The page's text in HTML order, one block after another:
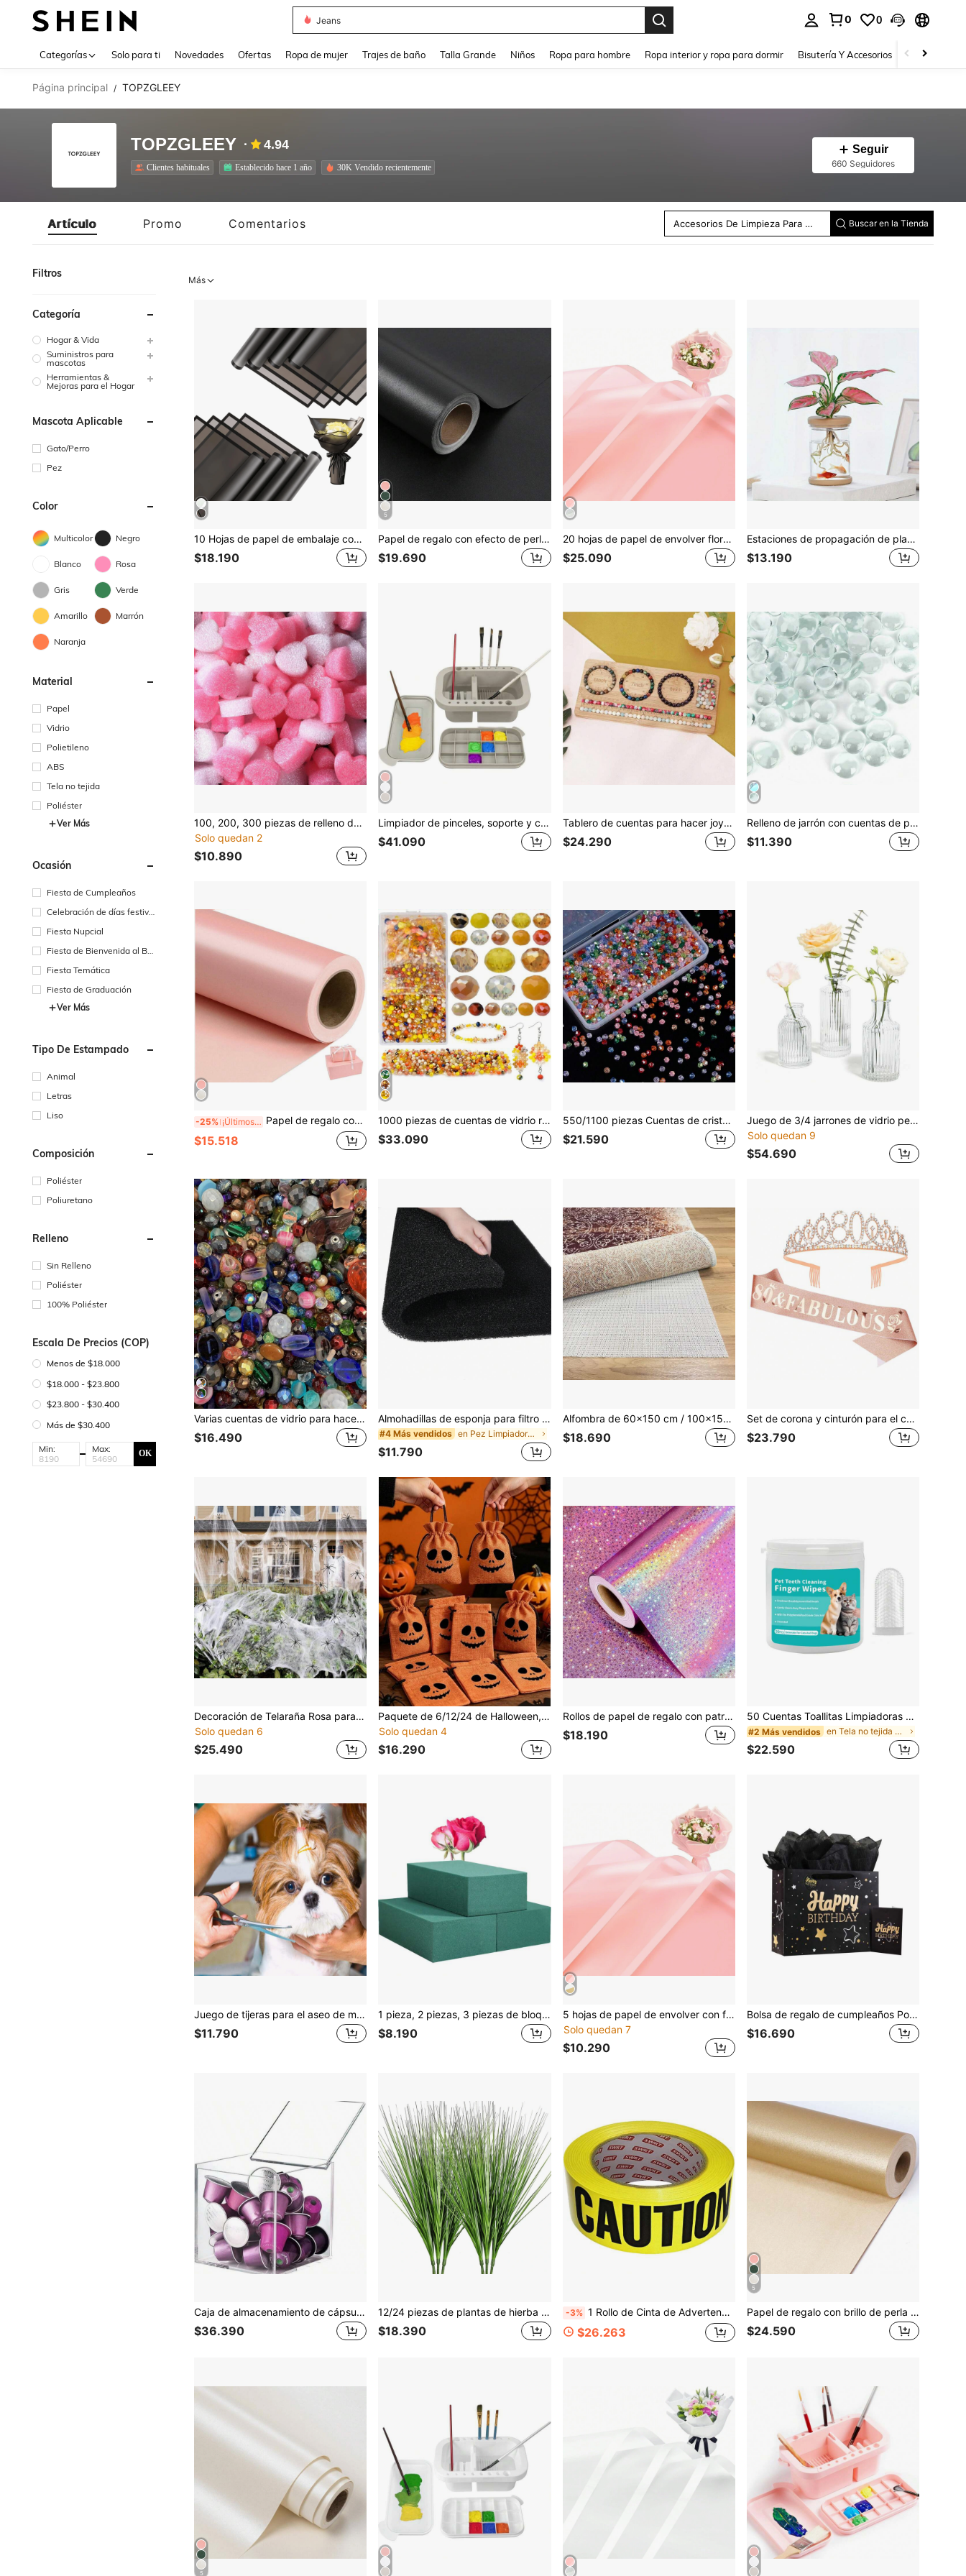
Jeans
0 0
Categorías Solo para ti Novedades Ofertas Ropa de mujer Trajes de baño Talla Grande Niños Ropa para hombre Ropa interior y ropa para dormir Bisutería Y Accesorios Zapatos
Página principal / TOPZGLEEY
TOPZGLEEY 4.94
Clientes habituales Establecido hace 1 año 30K Vendido recientemente
Seguir
660 Seguidores
Artículo Promo Comentarios
Tijeras Para Mascotas
Limpiadores Para Acuarios
Accesorios De Limpieza Para Mascotas
Buscar en la Tienda
Filtros
Categoría
Hogar & Vida
Suministros para
mascotas
Herramientas &
Mejoras para el Hogar
Mascota Aplicable
Gato/Perro
Pez
Color
Multicolor Negro
Blanco Rosa
Gris Verde
Amarillo Marrón
Naranja
Material
Papel
Vidrio
Polietileno
ABS
Tela no tejida
Poliéster
Ver Más
Ocasión
Fiesta de Cumpleaños
Celebración de días festivo
Fiesta Nupcial
Fiesta de Bienvenida al Be
Fiesta Temática
Fiesta de Graduación
Ver Más
Tipo De Estampado
Animal
Letras
Liso
Composición
Poliéster
Poliuretano
Relleno
Sin Relleno
Poliéster
100% Poliéster
Escala De Precios (COP)
Menos de $18.000
$18.000 - $23.800
$23.800 - $30.400
Más de $30.400
Min: Max: OK
Más
10 Hojas de papel de embalaje con diseño floral - Papel de regalo con estampado floral impermeable para manualidades DIY, suministros para floristerías, embalaje para regalos de boda y cumpleaños
$18.190
5
Papel de regalo con efecto de perla falsa color crema, papel de regalo de unicolor - Adecuado para Navidad, cumpleaños, baby showers, bodas, Día de San Valentín - Rollo de 17 pulgadas x 16.4 pies y rollo de 17 pulgadas x 32.8 pies, 46 pies cuadrados.
$19.690
20 hojas de papel de envolver flores frescas con borde dorado, DIY artesanía, embalaje de regalo o caja de regalo, papel de envolver flores impermeable de 22.8X22.8 pulgadas, suministros de ramos de florista, borde dorado, vuelta al colegio, Día de San Valentín
$25.090
Estaciones de propagación de plantas, jarrones de escritorio separados para sala de estar y dormitorio, jarrones decorativos para bodas, Día de San Valentín, Día de la Madre...
$13.190
100, 200, 300 piezas de relleno de caja de regalo del Día de San Valentín, virutas de papel, mini perlas de espuma con forma de corazón, relleno de cesta de regalo, material de algodón perlado, para manualidades DIY, decoración, suministros para fiestas y bodas, decoración de envoltura de regalo de cumpleaños, rosa y blanco
Solo quedan 2
$10.890
Limpiador de pinceles, soporte y caja de almacenamiento con paleta, adecuado para pinturas acrílicas, acuarelas y a base de agua
$41.090
Tablero de cuentas para hacer joyas, tablero de cuentas de bambú para hacer pulseras de joyas, tablero de cuentas DIY para pulseras
$24.290
Relleno de jarrón con cuentas de piedras preciosas de vidrio (100g, 200g, 400g) Cuentas de mármol planas de múltiples colores para decoración de acuarios, piedras florales, gemas decorativas para mosaicos, guijarros para decoración del hogar y de la habitación, decoración de jarrones y floreros de vidrio
$11.390
-25% ¡Últimos 3 días Papel de regalo con brillo de perla crema, envoltura de unicolor - Adecuado para Navidad, cumpleaños, baby shower, boda, Día de San Valentín - Rollo de 17 pulgadas x 9.84 pies, rollo de 17 pulgadas x 16.4 pies y rollo de 17 pulgadas x 32.8 pies, total 46 pies cuadrados.
$15.518
1000 piezas de cuentas de vidrio redondas multifacéticas color AB, cuentas espaciadoras de cristal para accesorios de joyería DIY, cuentas de colores mixtos para hacer pulseras, collares y adornos
$33.090
550/1100 piezas Cuentas de cristal bicono de 4 mm, adecuadas para la fabricación de joyas, decoraciones pequeñas luminosas, pulseras DIY y manualidades (multicolor)
$21.590
Juego de 3/4 jarrones de vidrio pequeños, jarrones pequeños a granel, jarrones rayados mini para arreglos florales de mesa, jarrones transparentes vintage para decoración de mesa, bodas, fiestas, recepciones, decoración del hogar (varios tamaños)
Solo quedan 9
$54.690
Varias cuentas de vidrio para hacer joyas, iluminación DIY, manualidades artísticas y pasatiempos decorativos, paquete grande de cristal de colores mezclados, tamaño 4-18mm, peso 50g/100g/250g.
$16.490
Almohadillas de esponja para filtro de acuario, esponjas de medio filtrante biológico, espuma cortada a medida para pecera
#4 Más vendidos en Pez Limpiadores de acuarios
$11.790
Alfombra de 60x150 cm / 100x150 cm / 120x180 cm, Almohadilla antideslizante, Revestimiento de alfombra antideslizante, Alfombra fijadora antideslizante, Adecuada para pisos duros, Almohadilla fijadora de alfombra para piso de madera
$18.690
Set de corona y cinturón para el cumpleaños de mujeres de 30/40/50/60/70/80 años, decoraciones de cumpleaños de 50/60/70/80 años, corona y cinturón "50/60/70/80 años y hermosa" en color oro rosa para mujeres de 30/40/50/60/70/80 años, decoraciones de cumpleaños para mujeres de 30/40/50/60/70/80 años, regalo de cumpleaños para mujeres de 60 años
$23.790
Decoración de Telaraña Rosa para Cumpleaños de 300/800/1400 Pies Cuadrados, Viene con 40/60/100 Arañas Falsas Extra, Telaraña Super Elástica, Perfecta para Fiestas Temáticas de Halloween en Interiores y Exteriores
Solo quedan 6
$25.490
Paquete de 6/12/24 de Halloween, 6 estilos de bolsas de lino para dulces con calabaza y cordones, tamaño 4 x 5.53 pulgadas, perfecto para fiestas de Halloween (Naranja)
Solo quedan 4
$16.290
Rollos de papel de regalo con patrón de estrellas holográficas metálicas rosas, adecuados para cumpleaños, Día de San Valentín, Día de la Madre, graduaciones, bodas, Día del Padre, fiestas de bebés y Navidad (17 pulgadas X 9.84/16.4/32.8 pies).
$18.190
50 Cuentas Toallitas Limpiadoras Dentales Para Mascotas Perros Y Gatos, Toallitas Dentales Para Perros Para Reducir La Placa Y El Sarro, Toallitas Dentales Y Para El Cuidado De Las Encías Y El Aliento Fresco Para Mascotas, Sin Cepillo De Dientes Duro
#2 Más vendidos en Tela no tejida Accesorios de limpieza para masc
$22.590
Juego de tijeras para el aseo de mascotas para perros y gatos con puntas redondas, tijeras de acero inoxidable para cortar el pelo alrededor de los ojos de los perros, kit de herramientas profesionales para el aseo de mascotas en el hogar - para animales grandes y pequeños
$11.790
1 pieza, 2 piezas, 3 piezas de bloques de espuma floral rectangular, cada bloque (5,5 pulgadas de largo x 3,1 pulgadas de ancho x 1,7 pulgadas de alto), bloques de espuma floral redondos de 3,15 pulgadas, 6,5 pulgadas, utilizados para arreglos florales frescos y artificiales, espuma vegetal, suministros de florería, decoración floral de pasillo de boda, bloques de espuma floral verde aptos para uso húmedo y seco, adecuados para manualidades, arte, artesanía y bodas
$8.190
5 hojas de papel de envolver con flores - Papel de embalaje para regalos con flores impermeables para manualidades DIY, suministros para floristerías, embalaje de regalos para bodas, cumpleaños, Navidad y Día de San Valentín
Solo quedan 7
$10.290
Bolsa de regalo de cumpleaños Powbrace negra, incluye papel de seda y tarjeta, 13"X10.2"X4.9", mediana (set individual, patrón de estrellas negras, unisex, incluye tarjeta, cinta y papel arrugado), adecuada para Navidad/Día de San Valentín
$16.690
Caja de almacenamiento de cápsulas de café con tapa, caja de almacenamiento de acrílico de 5 pulgadas X 5 pulgadas, adecuada para cápsulas VertuoLine, almacenamiento, cápsulas de café, bolsas de té, almacenamiento de caramelos y contenedor de organización, caja transparente para el hogar y la oficina
$36.390
12/24 piezas de plantas de hierba artificial, penachos de hierba de trigo falsa, plantas de hierba alta artificial para decoración exterior, decoración interior del hogar con plantas verdes artificiales (verde con colas rojas)
$18.390
-3% 1 Rollo de Cinta de Advertencia Amarilla de Alta Calidad, 3 Pulgadas X 328/656/1000 Pies para Decoraciones de Halloween | Cinta de Advertencia de Peligro Brillante con Texto Negro Negrita, Perfecta para Eventos Deportivos, Zonas de Construcción y Decoración de Halloween
$26.263
5
Papel de regalo con brillo de perla falsa color crema, papel de regalo de unicolor - Adecuado para Navidad, cumpleaños, baby shower, bodas, Día de San Valentín - Rollo de 17 pulgadas x 16.4 pies y rollo de 17 pulgadas x 32.8 pies, 46 pies cuadrados.
$24.590
5